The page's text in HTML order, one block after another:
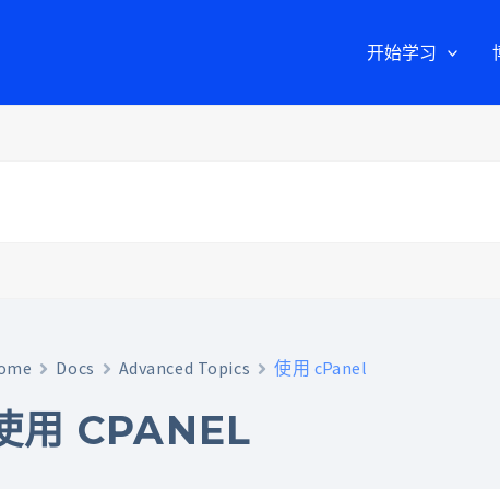
开始学习
Docs Advanced Topics 使用 cPanel
用 CPANEL